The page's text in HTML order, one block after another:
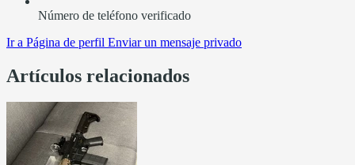
Número de teléfono verificado
Ir a Página de perfil Enviar un mensaje privado
Artículos relacionados